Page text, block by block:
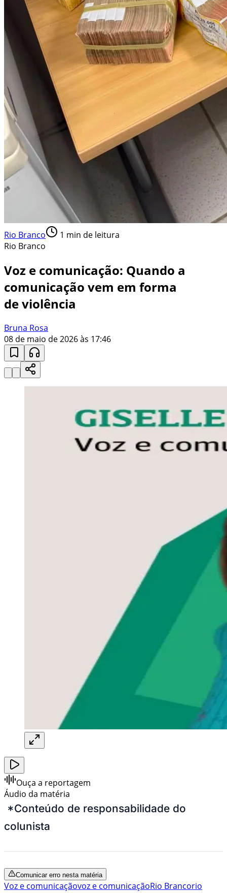
Rio Branco 1 min de leitura
Rio Branco
Voz e comunicação: Quando a
comunicação vem em forma
de violência
Bruna Rosa
08 de maio de 2026 às 17:46
Ouça a reportagem
Áudio da matéria
*Conteúdo de responsabilidade do
colunista
Comunicar erro nesta matéria
Voz e comunicaçãovoz e comunicaçãoRio Brancorio